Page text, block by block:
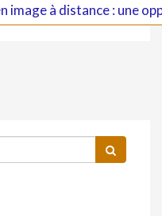
image à distance : une